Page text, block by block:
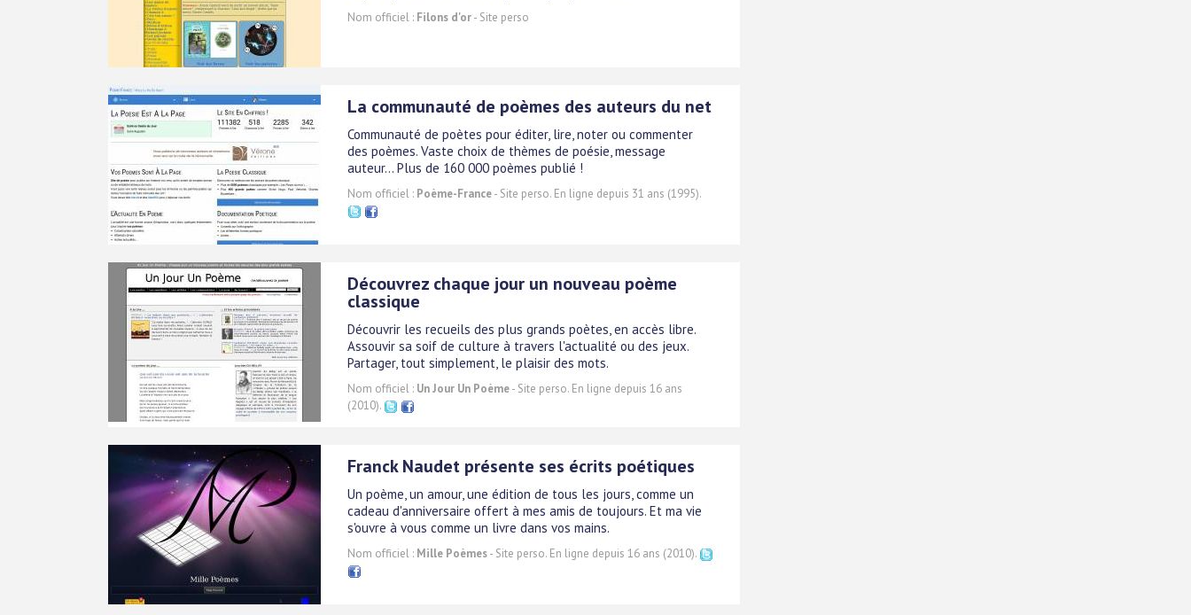
Nom officiel : Filons d'or- Site perso
La communauté de poèmes des auteurs du net
Communauté de poètes pour éditer, lire, noter ou commenter
des poèmes. Vaste choix de thèmes de poésie, message
auteur... Plus de 160 000 poèmes publié !
Nom officiel : Poème-France- Site perso. En ligne depuis 31 ans (1995).
Découvrez chaque jour un nouveau poème
classique
Découvrir les recueils des plus grands poètes, en accès libre.
Assouvir sa soif de culture à travers l'actualité ou des jeux.
Partager, tout simplement, le plaisir des mots.
Nom officiel : Un Jour Un Poème- Site perso. En ligne depuis 16 ans
(2010).
Franck Naudet présente ses écrits poétiques
Un poème, un amour, une édition de tous les jours, comme un
cadeau d'anniversaire offert à mes amis de toujours. Et ma vie
s'ouvre à vous comme un livre dans vos mains.
Nom officiel : Mille Poèmes- Site perso. En ligne depuis 16 ans (2010).